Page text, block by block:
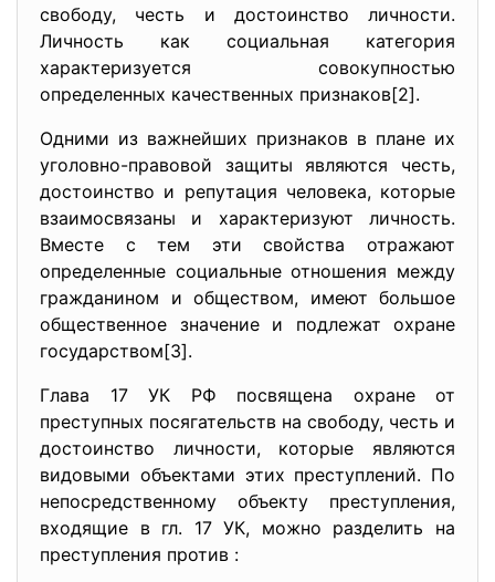
свободу, честь и достоинство личности.
Личность как социальная категория
характеризуется совокупностью
определенных качественных признаков[2].
Одними из важнейших признаков в плане их
уголовно-правовой защиты являются честь,
достоинство и репутация человека, которые
взаимосвязаны и характеризуют личность.
Вместе с тем эти свойства отражают
определенные социальные отношения между
гражданином и обществом, имеют большое
общественное значение и подлежат охране
государством[3].
Глава 17 УК РФ посвящена охране от
преступных посягательств на свободу, честь и
достоинство личности, которые являются
видовыми объектами этих преступлений. По
непосредственному объекту преступления,
входящие в гл. 17 УК, можно разделить на
преступления против :